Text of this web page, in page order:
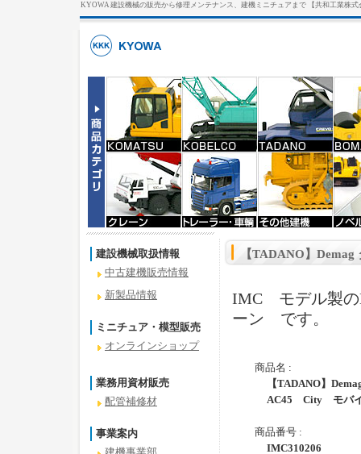
KYOWA 建設機械の販売から修理メンテナンス、建機ミニチュアまで 【共和工業株式
建設機械取扱情報
中古建機販売情報
新製品情報
ミニチュア・模型販売
オンラインショップ
業務用資材販売
配管補修材
事業案内
【TADANO】
IMC モデル製
ーン です。
商品名 :
【TADANO】
AC45 City モバ
商品番号 :
IMC310206